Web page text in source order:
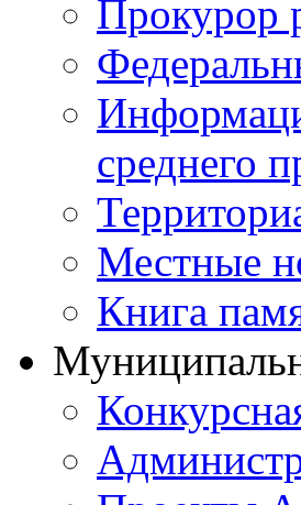
Прокурор
среднего
Местные
Книга